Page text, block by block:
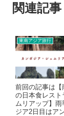
関連記事
東南アジア旅行
前回の記事は
の日本食レスト
ムリアップ】
ジア2日目はア